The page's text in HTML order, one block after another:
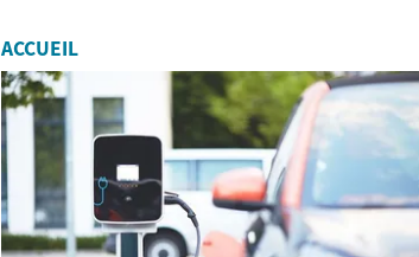
ACCUEIL